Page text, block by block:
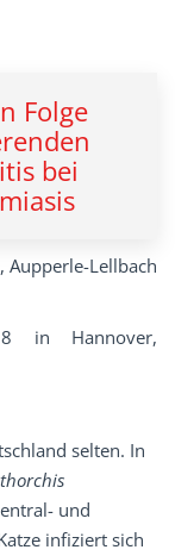
Folge
bei
Aupperle-Lellbach
in Hannover,
selten. In
und
infiziert sich